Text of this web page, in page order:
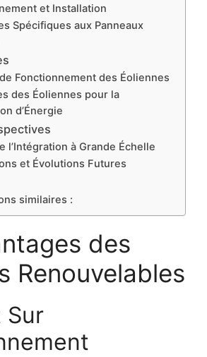
et Installation
Spécifiques aux Panneaux
Fonctionnement des Éoliennes
des Éoliennes pour la
d’Énergie
l’Intégration à Grande Échelle
et Évolutions Futures
similaires :
des
Renouvelables
Sur